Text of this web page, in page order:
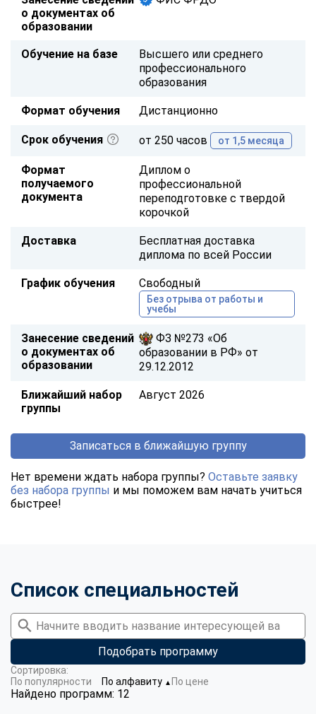
о документах об
образовании
Обучение на базе
Высшего или среднего
профессионального
образования
Формат обучения Дистанционно
Срок обучения от 250 часов от 1,5 месяца
Формат
получаемого
документа
Диплом о
профессиональной
переподготовке с твердой
корочкой
Доставка
Бесплатная доставка
диплома по всей России
График обучения Свободный
Без отрыва от работы и
учебы
Занесение сведений
о документах об
образовании
ФЗ №273 «Об
образовании в РФ» от
29.12.2012
Ближайший набор
группы
Август 2026
Записаться в ближайшую группу
Нет времени ждать набора группы? Оставьте заявку
без набора группы и мы поможем вам начать учиться
быстрее!
Список специальностей
Подобрать программу
Найдено программ: 12
Сортировка:
По популярности
По алфавиту ▼ По цене